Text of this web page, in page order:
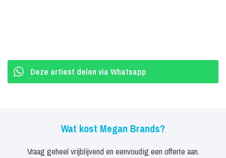
Deze artiest delen via Whatsapp
Wat kost Megan Brands?
Vraag geheel vrijblijvend en eenvoudig een offerte aan.